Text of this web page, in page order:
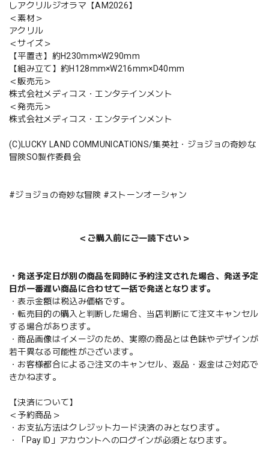
しアクリルジオラマ【AM2026】
＜素材＞
アクリル
＜サイズ＞
【平置き】約H230mm×W290mm
【組み立て】約H128mm×W216mm×D40mm
＜販売元＞
株式会社メディコス・エンタテインメント
＜発売元＞
株式会社メディコス・エンタテインメント
(C)LUCKY LAND COMMUNICATIONS/集英社・ジョジョの奇妙な
冒険SO製作委員会
#ジョジョの奇妙な冒険 #ストーンオーシャン
＜ご購入前にご一読下さい＞
・発送予定日が別の商品を同時に予約注文された場合、発送予定
日が一番遅い商品に合わせて一括で発送となります。
・表示金額は税込み価格です。
・転売目的の購入と判断した場合、当店判断にて注文キャンセル
する場合があります。
・商品画像はイメージのため、実際の商品とは色味やデザインが
若干異なる可能性がございます。
・お客様都合によるご注文のキャンセル、返品・返金はご対応で
きかねます。
【決済について】
＜予約商品＞
・お支払方法はクレジットカード決済のみとなります。
・「Pay ID」アカウントへのログインが必須となります。